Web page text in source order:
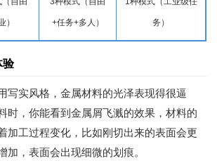
） +任务+多人） 务）
验
写实风格，金属材料的光泽表现得很逼
时，你能看到金属屑飞溅的效果，材料的
加工过程变化，比如刚切出来的表面会更
加，表面会出现细微的划痕。